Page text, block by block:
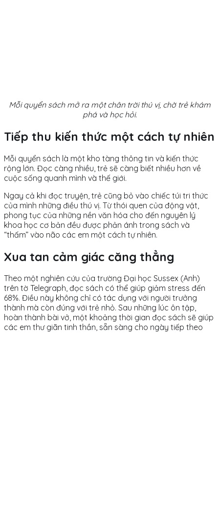
Mỗi quyển sách mở ra một chân trời thú vị, chờ trẻ khám
phá và học hỏi.
Tiếp thu kiến thức một cách tự nhiên
Mỗi quyển sách là một kho tàng thông tin và kiến thức
rộng lớn. Đọc càng nhiều, trẻ sẽ càng biết nhiều hơn về
cuộc sống quanh mình và thế giới.
Ngay cả khi đọc truyện, trẻ cũng bỏ vào chiếc túi tri thức
của mình những điều thú vị. Từ thói quen của động vật,
phong tục của những nền văn hóa cho đến nguyên lý
khoa học cơ bản đều được phản ánh trong sách và
“thấm” vào não các em một cách tự nhiên.
Xua tan cảm giác căng thẳng
Theo một nghiên cứu của trường Đại học Sussex (Anh)
trên tờ Telegraph, đọc sách có thể giúp giảm stress đến
68%. Điều này không chỉ có tác dụng với người trưởng
thành mà còn đúng với trẻ nhỏ. Sau những lúc ôn tập,
hoàn thành bài vở, một khoảng thời gian đọc sách sẽ giúp
các em thư giãn tinh thần, sẵn sàng cho ngày tiếp theo